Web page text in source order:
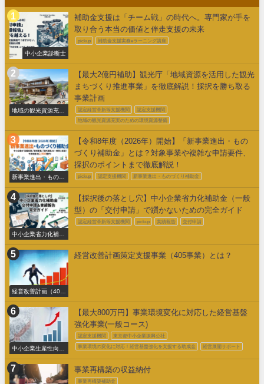
中小企業診断士
補助金支援は「チーム戦」の時代へ。専門家が手を
取り合う本当の価値と伴走支援の未来
pickup 補助金支援実務eラーニング講座
地域の観光資源充実
【最大2億円補助】観光庁「地域資源を活用した観光
まちづくり推進事業」を徹底解説！採択を勝ち取る
事業計画
認定経営革新等支援機関 認定支援機関
地域の観光資源充実のための環境資源整備
新事業進出・ものづ
【令和8年度（2026年）開始】「新事業進出・もの
づくり補助金」とは？対象事業や複雑な申請要件、
採択のポイントまで徹底解説！
pickup 認定支援機関 新事業進出・ものづくり補助金
中小企業省力化補助
【採択後の落とし穴】中小企業省力化補助金（一般
型）の「交付申請」で躓かないための完全ガイド
認定経営革新等支援機関 pickup 実績報告 交付申請
経営改善計画（405
経営改善計画策定支援事業（405事業）とは？
中小企業生産性向上
【最大800万円】事業環境変化に対応した経営基盤
強化事業(一般コース)
認定支援機関 東京都中小企業振興公社
事業環境の変化に対応！経営基盤強化を支援する助成金 経営展開サポート
事業再構築の収益納付
事業再構築補助金